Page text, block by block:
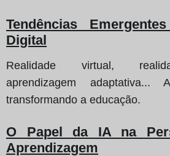
Tendências
Digital
Realidade virtual,
aprendizagem adaptativa...
transformando a educação.
O Papel da IA na
Aprendizagem